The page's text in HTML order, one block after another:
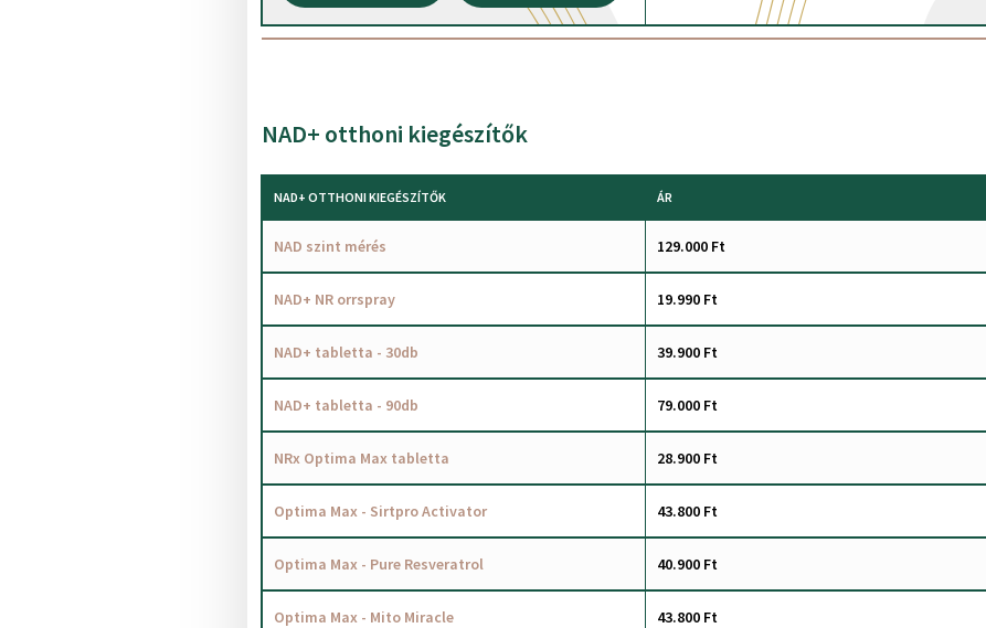
NAD+ otthoni kiegészítők
NAD+ OTTHONI KIEGÉSZÍTŐK ÁR
NAD szint mérés 129.000 Ft
NAD+ NR orrspray 19.990 Ft
NAD+ tabletta - 30db 39.900 Ft
NAD+ tabletta - 90db 79.000 Ft
NRx Optima Max tabletta 28.900 Ft
Optima Max - Sirtpro Activator 43.800 Ft
Optima Max - Pure Resveratrol 40.900 Ft
Optima Max - Mito Miracle 43.800 Ft